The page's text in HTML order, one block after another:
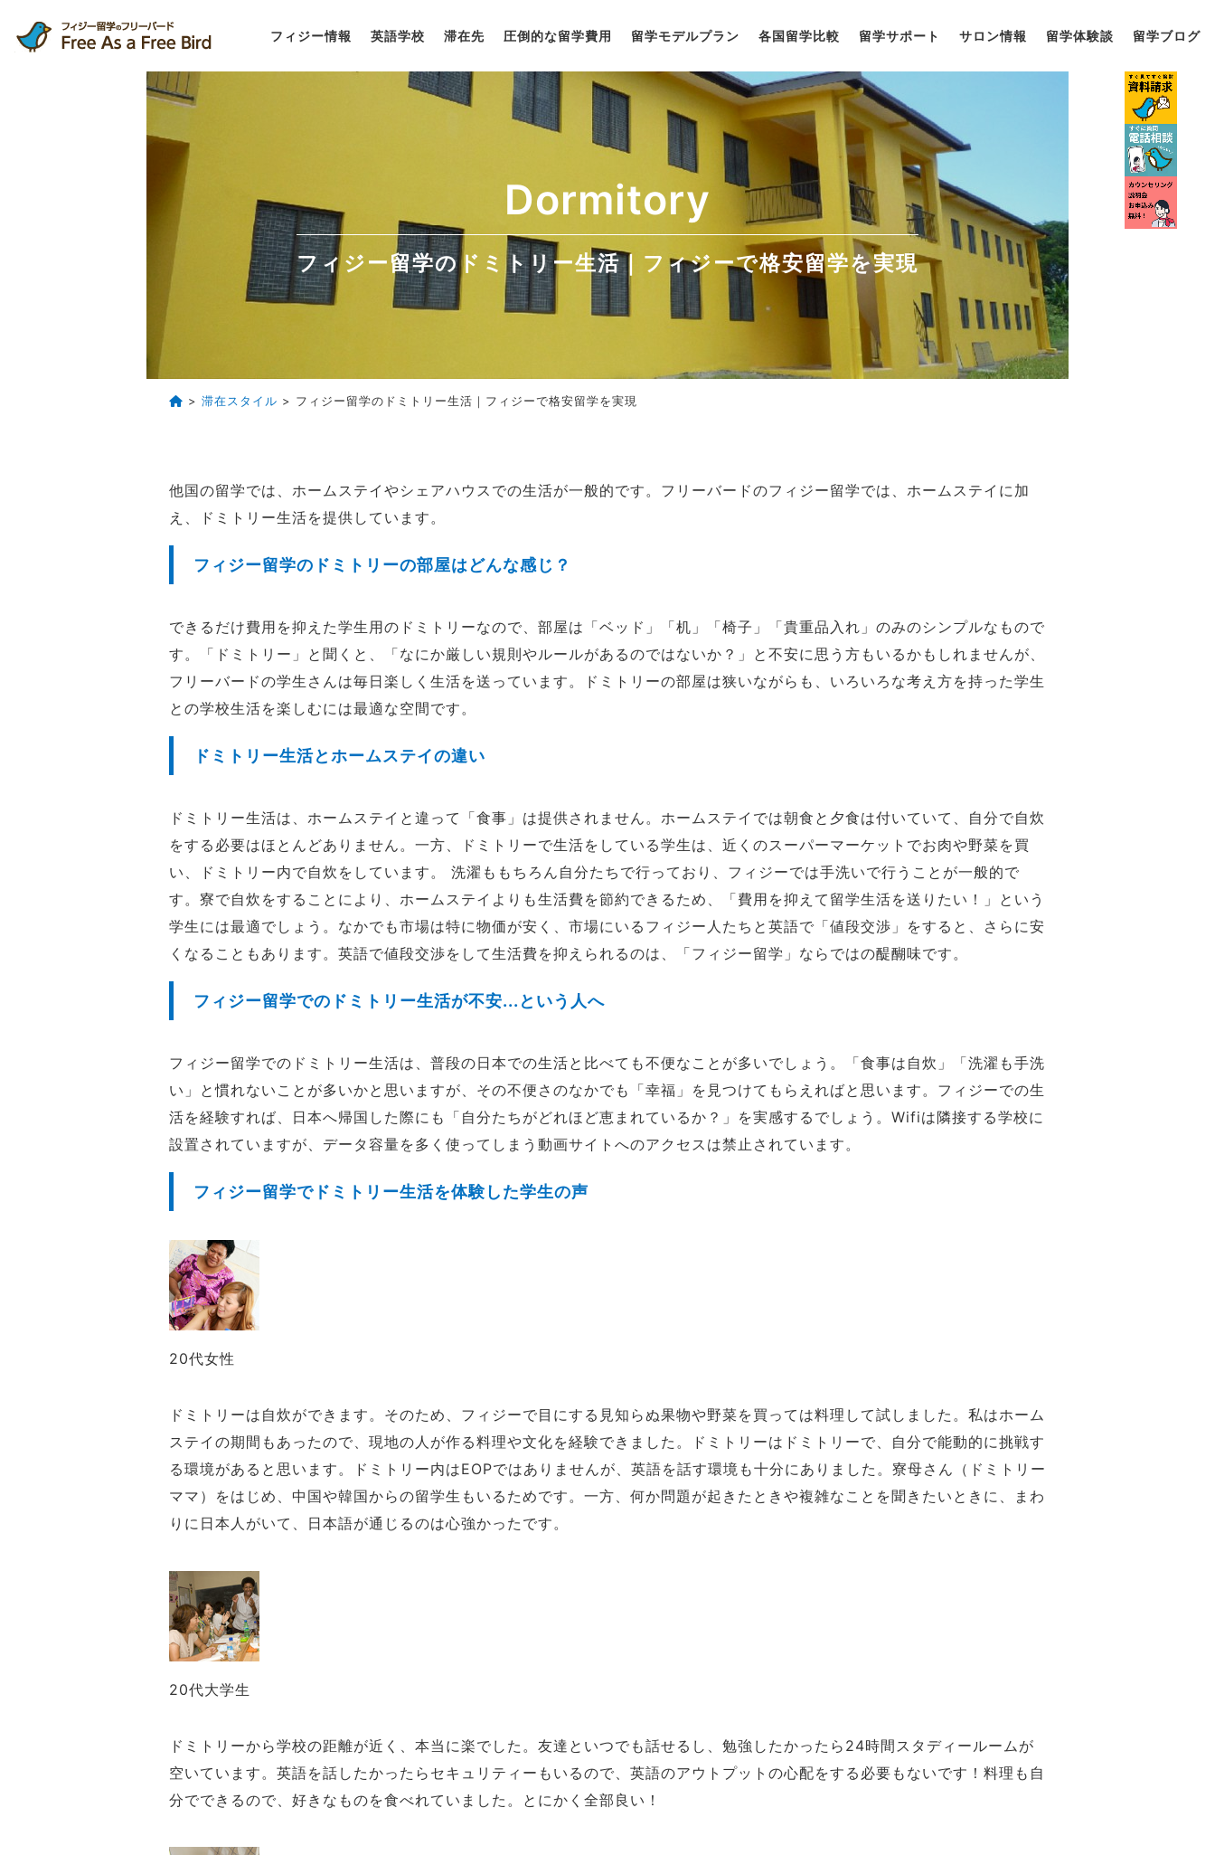
フィジー情報 英語学校 滞在先 圧倒的な留学費用 留学モデルプラン 各国留学比較 留学サポート サロン情報 留学体験談 留学ブログ
Dormitory
フィジー留学のドミトリー生活｜フィジーで格安留学を実現
> 滞在スタイル > フィジー留学のドミトリー生活｜フィジーで格安留学を実現
他国の留学では、ホームステイやシェアハウスでの生活が一般的です。フリーバードのフィジー留学では、ホームステイに加
え、ドミトリー生活を提供しています。
フィジー留学のドミトリーの部屋はどんな感じ？
できるだけ費用を抑えた学生用のドミトリーなので、部屋は「ベッド」「机」「椅子」「貴重品入れ」のみのシンプルなもので
す。「ドミトリー」と聞くと、「なにか厳しい規則やルールがあるのではないか？」と不安に思う方もいるかもしれませんが、
フリーバードの学生さんは毎日楽しく生活を送っています。ドミトリーの部屋は狭いながらも、いろいろな考え方を持った学生
との学校生活を楽しむには最適な空間です。
ドミトリー生活とホームステイの違い
ドミトリー生活は、ホームステイと違って「食事」は提供されません。ホームステイでは朝食と夕食は付いていて、自分で自炊
をする必要はほとんどありません。一方、ドミトリーで生活をしている学生は、近くのスーパーマーケットでお肉や野菜を買
い、ドミトリー内で自炊をしています。 洗濯ももちろん自分たちで行っており、フィジーでは手洗いで行うことが一般的で
す。寮で自炊をすることにより、ホームステイよりも生活費を節約できるため、「費用を抑えて留学生活を送りたい！」という
学生には最適でしょう。なかでも市場は特に物価が安く、市場にいるフィジー人たちと英語で「値段交渉」をすると、さらに安
くなることもあります。英語で値段交渉をして生活費を抑えられるのは、「フィジー留学」ならではの醍醐味です。
フィジー留学でのドミトリー生活が不安...という人へ
フィジー留学でのドミトリー生活は、普段の日本での生活と比べても不便なことが多いでしょう。「食事は自炊」「洗濯も手洗
い」と慣れないことが多いかと思いますが、その不便さのなかでも「幸福」を見つけてもらえればと思います。フィジーでの生
活を経験すれば、日本へ帰国した際にも「自分たちがどれほど恵まれているか？」を実感するでしょう。Wifiは隣接する学校に
設置されていますが、データ容量を多く使ってしまう動画サイトへのアクセスは禁止されています。
フィジー留学でドミトリー生活を体験した学生の声
20代女性
ドミトリーは自炊ができます。そのため、フィジーで目にする見知らぬ果物や野菜を買っては料理して試しました。私はホーム
ステイの期間もあったので、現地の人が作る料理や文化を経験できました。ドミトリーはドミトリーで、自分で能動的に挑戦す
る環境があると思います。ドミトリー内はEOPではありませんが、英語を話す環境も十分にありました。寮母さん（ドミトリー
ママ）をはじめ、中国や韓国からの留学生もいるためです。一方、何か問題が起きたときや複雑なことを聞きたいときに、まわ
りに日本人がいて、日本語が通じるのは心強かったです。
20代大学生
ドミトリーから学校の距離が近く、本当に楽でした。友達といつでも話せるし、勉強したかったら24時間スタディールームが
空いています。英語を話したかったらセキュリティーもいるので、英語のアウトプットの心配をする必要もないです！料理も自
分でできるので、好きなものを食べれていました。とにかく全部良い！